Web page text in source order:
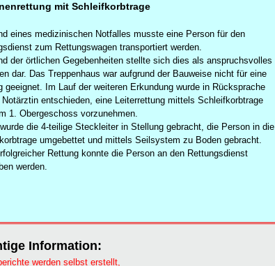
mit Schleifkorbtrage
eines medizinischen Notfalles musste eine Person für den
zum Rettungswagen transportiert werden.
der örtlichen Gegebenheiten stellte sich dies als anspruchsvolles
dar. Das Treppenhaus war aufgrund der Bauweise nicht für eine
geeignet. Im Lauf der weiteren Erkundung wurde in Rücksprache
entschieden, eine Leiterrettung mittels Schleifkorbtrage
1. Obergeschoss vorzunehmen.
die 4-teilige Steckleiter in Stellung gebracht, die Person in die
umgebettet und mittels Seilsystem zu Boden gebracht.
Rettung konnte die Person an den Rettungsdienst
werden.
Information:
werden selbst erstellt,